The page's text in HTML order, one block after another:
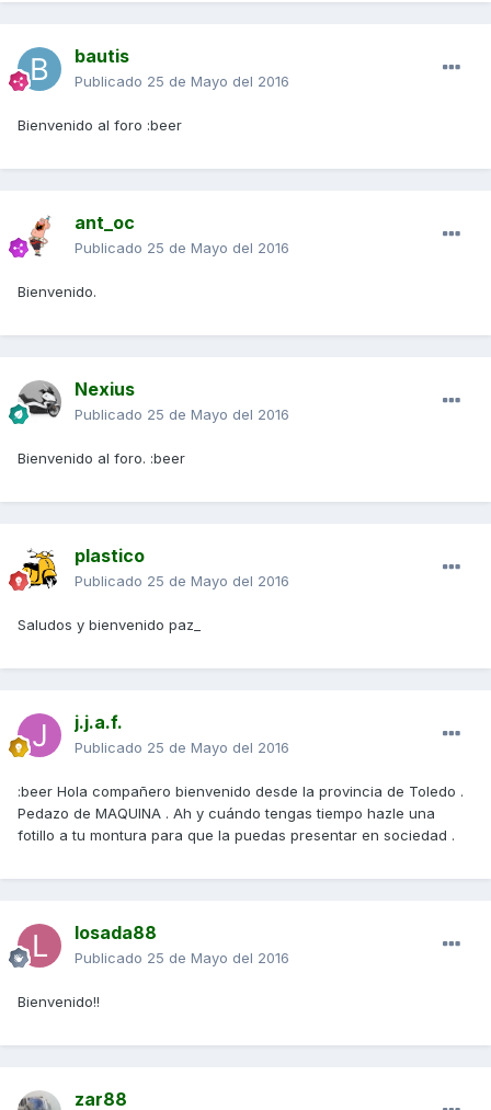
bautis
Publicado 25 de Mayo del 2016
Bienvenido al foro :beer
ant_oc
Publicado 25 de Mayo del 2016
Bienvenido.
Nexius
Publicado 25 de Mayo del 2016
Bienvenido al foro. :beer
plastico
Publicado 25 de Mayo del 2016
Saludos y bienvenido paz_
j.j.a.f.
Publicado 25 de Mayo del 2016
:beer Hola compañero bienvenido desde la provincia de Toledo .
Pedazo de MAQUINA . Ah y cuándo tengas tiempo hazle una
fotillo a tu montura para que la puedas presentar en sociedad .
losada88
Publicado 25 de Mayo del 2016
Bienvenido!!
zar88